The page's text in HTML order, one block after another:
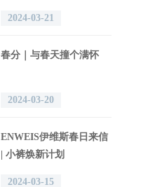
2024-03-21
春分｜与春天撞个满怀
2024-03-20
ENWEIS伊维斯春日来信
| 小裤焕新计划
2024-03-15